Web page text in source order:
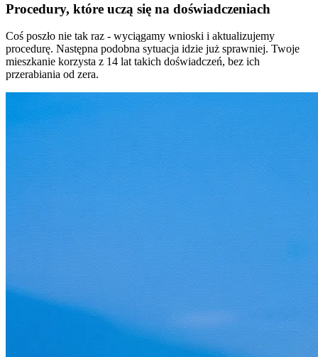
Procedury, które uczą się na doświadczeniach
Coś poszło nie tak raz - wyciągamy wnioski i aktualizujemy
procedurę. Następna podobna sytuacja idzie już sprawniej. Twoje
mieszkanie korzysta z 14 lat takich doświadczeń, bez ich
przerabiania od zera.